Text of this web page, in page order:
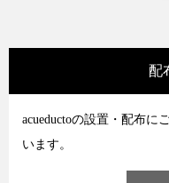
配
acueductoの設置・配布に
います。